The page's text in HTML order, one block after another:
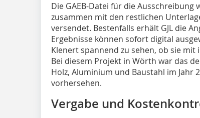
Die GAEB-Datei für die Ausschreibung
zusammen mit den restlichen
versendet. Bestenfalls erhält GJL die
Ergebnisse können sofort digital
Klenert spannend zu sehen, ob sie
Bei diesem Projekt in Wörth war das
Holz, Aluminium und Baustahl im
vorhersehen.
Vergabe und